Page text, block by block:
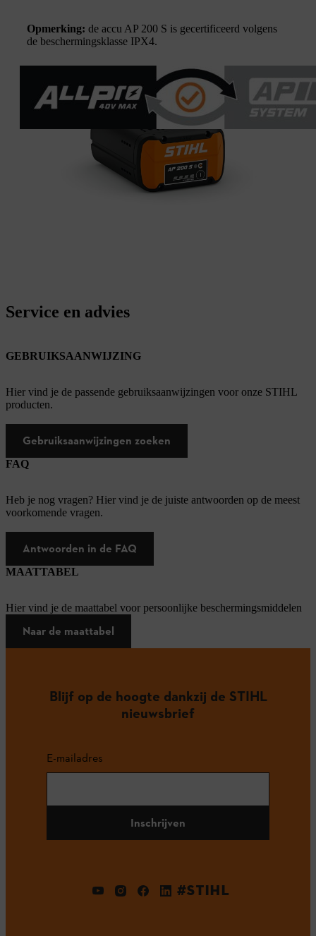
Opmerking: de accu AP 200 S is gecertificeerd volgens
de beschermingsklasse IPX4.
Service en advies
GEBRUIKSAANWIJZING
Hier vind je de passende gebruiksaanwijzingen voor onze STIHL
producten.
Gebruiksaanwijzingen zoeken
FAQ
Heb je nog vragen? Hier vind je de juiste antwoorden op de meest
voorkomende vragen.
Antwoorden in de FAQ
MAATTABEL
Hier vind je de maattabel voor persoonlijke beschermingsmiddelen
Naar de maattabel
Blijf op de hoogte dankzij de STIHL
nieuwsbrief
E-mailadres
Inschrijven
#STIHL